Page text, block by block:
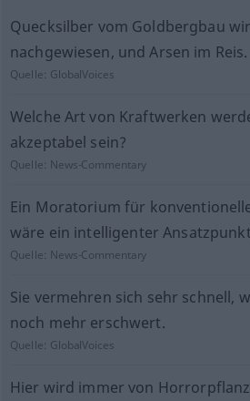
Quecksilber vom Goldbergbau
nachgewiesen, und Arsen im Reis.
Quelle: GlobalVoices
Welche Art von Kraftwerken
akzeptabel sein?
Quelle: News-Commentary
Ein Moratorium für
wäre ein intelligenter
Quelle: News-Commentary
Sie vermehren sich sehr schnell,
noch mehr erschwert.
Quelle: GlobalVoices
Hier wird immer von